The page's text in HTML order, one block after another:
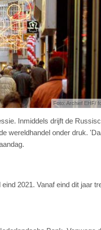
Foto: Archief EHF/
Inmiddels drijft de
wereldhandel onder druk.
2021. Vanaf eind dit jaar